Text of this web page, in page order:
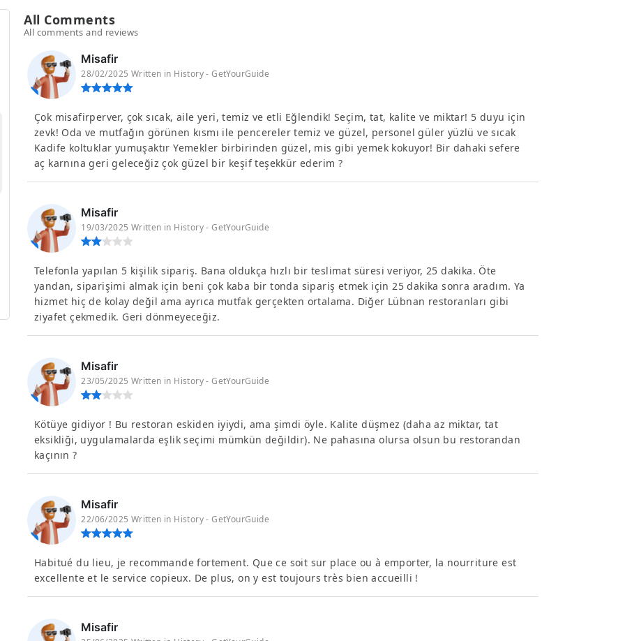
All Comments
All comments and reviews
Misafir
28/02/2025 Written in History - GetYourGuide
Çok misafirperver, çok sıcak, aile yeri, temiz ve etli Eğlendik! Seçim, tat, kalite ve miktar! 5 duyu için
zevk! Oda ve mutfağın görünen kısmı ile pencereler temiz ve güzel, personel güler yüzlü ve sıcak
Kadife koltuklar yumuşaktır Yemekler birbirinden güzel, mis gibi yemek kokuyor! Bir dahaki sefere
aç karnına geri geleceğiz çok güzel bir keşif teşekkür ederim ?
Misafir
19/03/2025 Written in History - GetYourGuide
Telefonla yapılan 5 kişilik sipariş. Bana oldukça hızlı bir teslimat süresi veriyor, 25 dakika. Öte
yandan, siparişimi almak için beni çok kaba bir tonda sipariş etmek için 25 dakika sonra aradım. Ya
hizmet hiç de kolay değil ama ayrıca mutfak gerçekten ortalama. Diğer Lübnan restoranları gibi
ziyafet çekmedik. Geri dönmeyeceğiz.
Misafir
23/05/2025 Written in History - GetYourGuide
Kötüye gidiyor ! Bu restoran eskiden iyiydi, ama şimdi öyle. Kalite düşmez (daha az miktar, tat
eksikliği, uygulamalarda eşlik seçimi mümkün değildir). Ne pahasına olursa olsun bu restorandan
kaçının ?
Misafir
22/06/2025 Written in History - GetYourGuide
Habitué du lieu, je recommande fortement. Que ce soit sur place ou à emporter, la nourriture est
excellente et le service copieux. De plus, on y est toujours très bien accueilli !
Misafir